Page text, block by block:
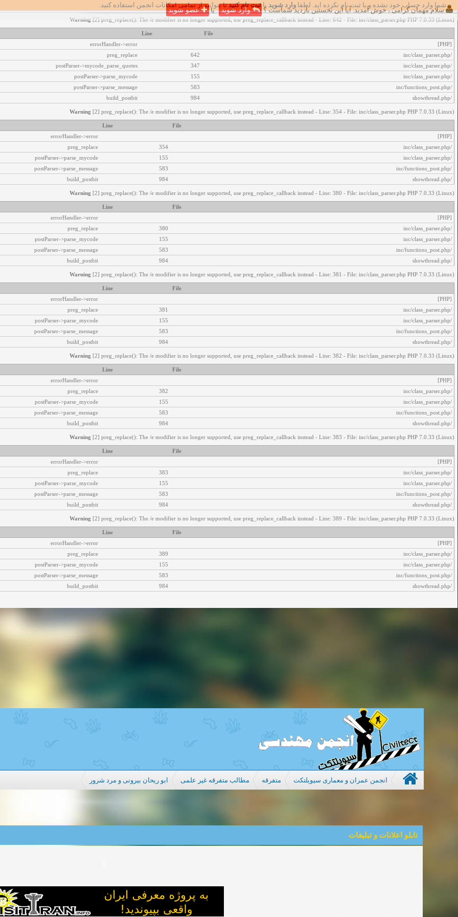
شما وارد حساب خود نشده و یا ثبت نام نکرده اید. لطفا وارد شوید یاثبت نام کنیدتا بتوانید از تمامی امکانات انجمن استفاده کنید. اخطار‌های زیر رخ داد:
Warning [2] preg_replace(): The /e modifier is no longer supported, use preg_replace_callback instead - Line: 642 - File: inc/class_parser.php PHP 7.0.33 (Linux)
File
Line
[PHP]
errorHandler->error
/inc/class_parser.php
642
preg_replace
/inc/class_parser.php
347
postParser->mycode_parse_quotes
/inc/class_parser.php
155
postParser->parse_mycode
/inc/functions_post.php
583
postParser->parse_message
/showthread.php
984
build_postbit
Warning [2] preg_replace(): The /e modifier is no longer supported, use preg_replace_callback instead - Line: 354 - File: inc/class_parser.php PHP 7.0.33 (Linux)
File
Line
[PHP]
errorHandler->error
/inc/class_parser.php
354
preg_replace
/inc/class_parser.php
155
postParser->parse_mycode
/inc/functions_post.php
583
postParser->parse_message
/showthread.php
984
build_postbit
Warning [2] preg_replace(): The /e modifier is no longer supported, use preg_replace_callback instead - Line: 380 - File: inc/class_parser.php PHP 7.0.33 (Linux)
File
Line
[PHP]
errorHandler->error
/inc/class_parser.php
380
preg_replace
/inc/class_parser.php
155
postParser->parse_mycode
/inc/functions_post.php
583
postParser->parse_message
/showthread.php
984
build_postbit
Warning [2] preg_replace(): The /e modifier is no longer supported, use preg_replace_callback instead - Line: 381 - File: inc/class_parser.php PHP 7.0.33 (Linux)
File
Line
[PHP]
errorHandler->error
/inc/class_parser.php
381
preg_replace
/inc/class_parser.php
155
postParser->parse_mycode
/inc/functions_post.php
583
postParser->parse_message
/showthread.php
984
build_postbit
Warning [2] preg_replace(): The /e modifier is no longer supported, use preg_replace_callback instead - Line: 382 - File: inc/class_parser.php PHP 7.0.33 (Linux)
File
Line
[PHP]
errorHandler->error
/inc/class_parser.php
382
preg_replace
/inc/class_parser.php
155
postParser->parse_mycode
/inc/functions_post.php
583
postParser->parse_message
/showthread.php
984
build_postbit
Warning [2] preg_replace(): The /e modifier is no longer supported, use preg_replace_callback instead - Line: 383 - File: inc/class_parser.php PHP 7.0.33 (Linux)
File
Line
[PHP]
errorHandler->error
/inc/class_parser.php
383
preg_replace
/inc/class_parser.php
155
postParser->parse_mycode
/inc/functions_post.php
583
postParser->parse_message
/showthread.php
984
build_postbit
Warning [2] preg_replace(): The /e modifier is no longer supported, use preg_replace_callback instead - Line: 389 - File: inc/class_parser.php PHP 7.0.33 (Linux)
File
Line
[PHP]
errorHandler->error
/inc/class_parser.php
389
preg_replace
/inc/class_parser.php
155
postParser->parse_mycode
/inc/functions_post.php
583
postParser->parse_message
/showthread.php
984
build_postbit
انجمن عمران و معماری سیویلتکت متفرقه مطالب متفرقه غیر علمی ابو ریحان بیرونی و مرد شرور
سلام مهمان گرامی ، خوش آمدید. آیا این نخستین بازدید شماست ؟ وارد شوید یا عضو شوید
تابلو اعلانات و تبلیغات